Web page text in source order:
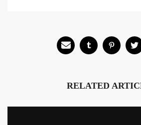
RELATED